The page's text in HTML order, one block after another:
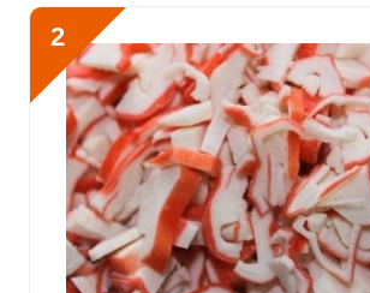
Калий
Кальций
Кремний
Магний
Натрий
Сера
2
Политикой